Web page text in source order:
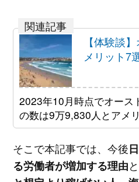
【体験談
メリット7
2023年10月時点でオース
の数は9万9,830人とア
そこで本記事では、今後
る労働者が増加する理由と